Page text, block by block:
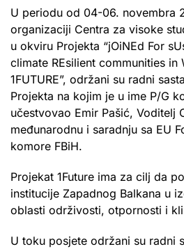
U periodu od 04-06. novembra
organizaciji Centra za visoke
u okviru Projekta “jOiNEd For
climate REsilient communities in
1FUTURE”, održani su radni
Projekta na kojim je u ime P/G
učestvovao Emir Pašić, Voditelj
međunarodnu i saradnju sa EU
komore FBiH.
Projekat 1Future ima za cilj da
institucije Zapadnog Balkana u
oblasti održivosti, otpornosti i
U toku posjete održani su radni